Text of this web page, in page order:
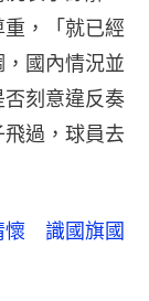
，「就已經
國內情況並
刻意違反奏
過，球員去
懷 識國旗國